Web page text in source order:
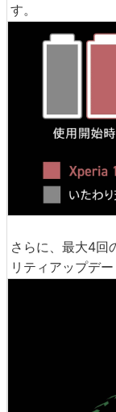
す。
さらに、最大4回
リティアップデ